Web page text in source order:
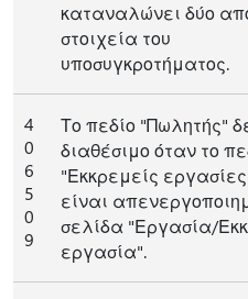
καταναλώνει δύο
στοιχεία του
υποσυγκροτήματος.
4
0
6
5
0
9
Το πεδίο "Πωλητής"
διαθέσιμο όταν το
"Εκκρεμείς
είναι
σελίδα "Εργασία/
εργασία".